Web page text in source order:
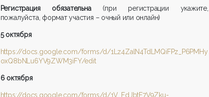
Регистрация обязательна (при регистрации укажите,
пожалуйста, формат участия – очный или онлайн)
5 октября
https://docs.google.com/forms/d/1Lz4ZalN4TdLMQiFPz_P6PMHy
oxQ8bNLu6YV9ZWM3iFY/edit
6 октября
https://docs.google.com/forms/d/1V_FdJbtF7V9Zku-